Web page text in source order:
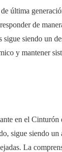
última
de
siendo un
y mantener
en el Cinturón
sigue siendo un
La